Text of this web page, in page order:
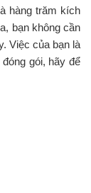
hàng trăm kích
bạn không cần
Việc của bạn là
gói, hãy để